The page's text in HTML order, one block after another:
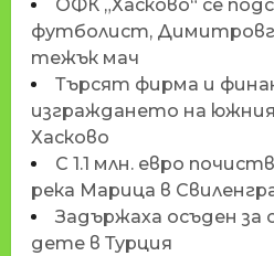
ОФК „Хасково“ се
футболист,
тежък мач
Търсят фирма и
изграждането на
Хасково
С 1.1 млн. евро
река Марица в
Задържаха осъден за
дете в Турция